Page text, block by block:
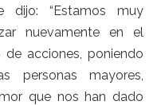
dijo: “Estamos muy
nuevamente en el
acciones, poniendo
personas mayores,
que nos han dado